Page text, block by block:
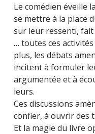
Le comédien éveille
se mettre à la place
sur leur ressenti,
… toutes ces
plus, les débats
incitent à formuler
argumentée et à
leurs.
Ces discussions
confier, à ouvrir des
Et la magie du livre